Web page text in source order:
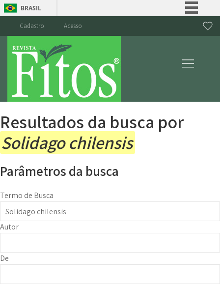
BRASIL
Canais
Cadastro Acesso
Resultados da busca por
Solidago chilensis
Parâmetros da busca
Termo de Busca
Autor
De